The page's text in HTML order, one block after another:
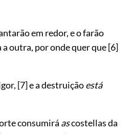
em redor, e o farão
outra, por onde quer que[6]
[7]e a destruiçãoestá
consumirá ascostellas da